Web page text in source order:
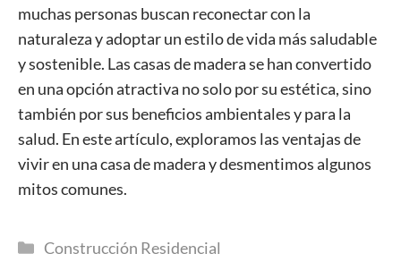
muchas personas buscan reconectar con la
naturaleza y adoptar un estilo de vida más saludable
y sostenible. Las casas de madera se han convertido
en una opción atractiva no solo por su estética, sino
también por sus beneficios ambientales y para la
salud. En este artículo, exploramos las ventajas de
vivir en una casa de madera y desmentimos algunos
mitos comunes.
Categorías
Construcción Residencial